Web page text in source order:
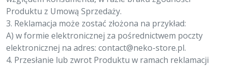
Produktu z Umową Sprzedaży.
3. Reklamacja może zostać złożona na przykład:
A) w formie elektronicznej za pośrednictwem poczty
elektronicznej na adres: contact@neko-store.pl.
4. Przesłanie lub zwrot Produktu w ramach reklamacji